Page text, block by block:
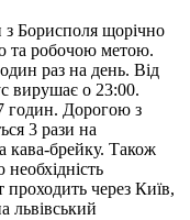
з Борисполя щорічно
та робочою метою.
раз на день. Від
вирушає о 23:00.
годин. Дорогою з
3 рази на
кава-брейку. Також
через Київ,
львівський